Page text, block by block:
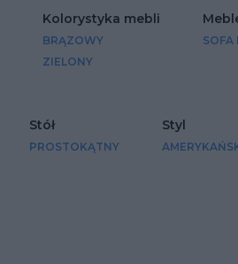
Kolorystyka mebli
BRĄZOWY
ZIELONY
SOFA
Stół
PROSTOKĄTNY
Styl